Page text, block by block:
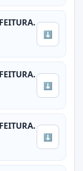
⬇
⬇
⬇